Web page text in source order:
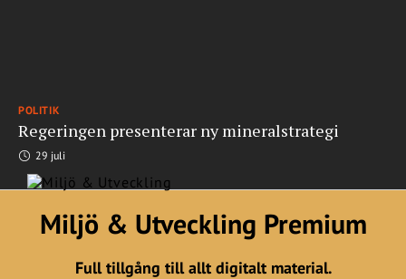
POLITIK
Regeringen presenterar ny mineralstrategi
29 juli
Miljö & Utveckling Premium
Full tillgång till allt digitalt material.